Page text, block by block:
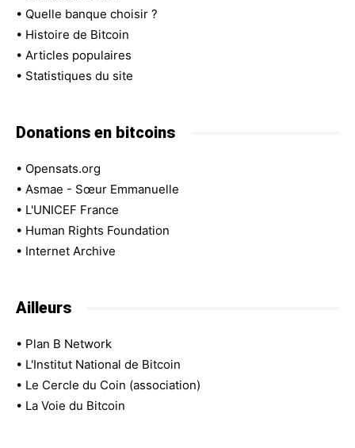
• Quelle banque choisir ?
• Histoire de Bitcoin
• Articles populaires
• Statistiques du site
Donations en bitcoins
• Opensats.org
• Asmae - Sœur Emmanuelle
• L'UNICEF France
• Human Rights Foundation
• Internet Archive
Ailleurs
• Plan B Network
• L'Institut National de Bitcoin
• Le Cercle du Coin (association)
• La Voie du Bitcoin